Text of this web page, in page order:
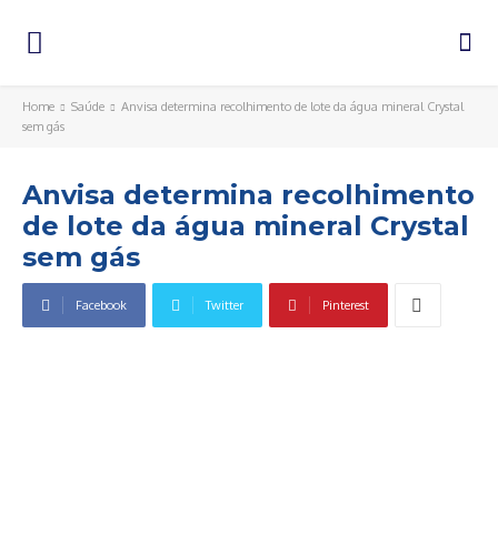
Home Saúde
Anvisa determina recolhimento de lote da água mineral Crystal
sem gás
Anvisa determina recolhimento
de lote da água mineral Crystal
sem gás
Facebook Twitter Pinterest